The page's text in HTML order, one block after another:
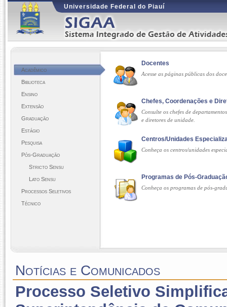
Universidade Federal do Piauí
Acadêmico
Biblioteca
Ensino
Extensão
Graduação
Estágio
Pesquisa
Pós-Graduação
Stricto Sensu
Lato Sensu
Processos Seletivos
Técnico
Docentes
Acesse as páginas públicas dos
Chefes, Coordenações e
Consulte os chefes de
e diretores de unidade.
Centros/Unidades
Conheça os centros/unidades
Programas de Pós-
Conheça os programas de pós-
Notícias e Comunicados
Processo Seletivo